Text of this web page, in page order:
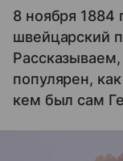
8 ноября 1884
швейцарский
популярен,
кем был сам